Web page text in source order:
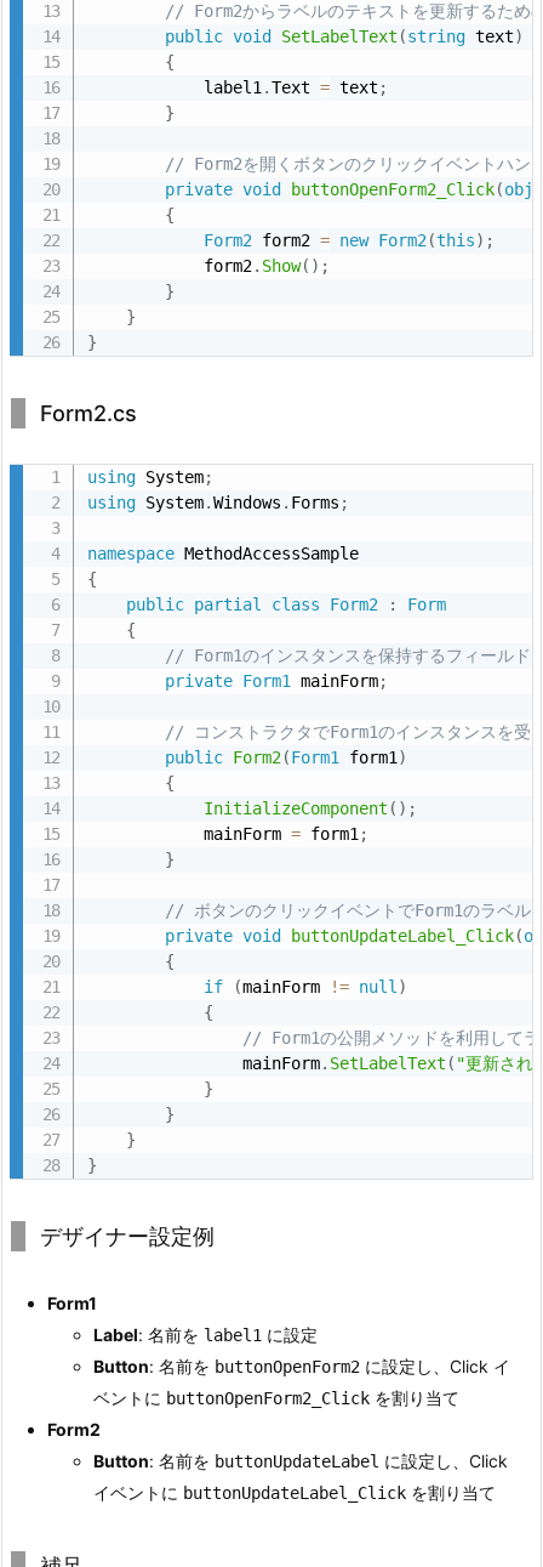
明
2.
ド
3.
2.
イ
ベ
ト
デ
リ
ゲ
ー
ト
を
利
す
る
方
法
1.
説
ド
3.
各
分
の
解
3.
4.
// Form2からラベルのテキストを更新するため
public void SetLabelText (string text)
{
            label1
.Text = text ;
}
// Form2を開くボタンのクリックイベントハン
private void buttonOpenForm2_Click(
{
Form2 form2 = new Form2 (this) ;
            form2
. Show( ) ;
}
}
}
Form2.cs
using System;
using System.Windows . Forms ;
namespace
{
public partial class Form2 :
Form
{
// Form1のインスタンスを保持するフィールド
private Form1 mainForm;
// コンストラクタでForm1のインスタンスを受
public Form2(Form1 form1 )
{
InitializeComponent ( ) ;
            mainForm
= form1 ;
}
// ボタンのクリックイベントでForm1のラベル
private void buttonUpdateLabel_Click(
{
if
(mainForm != null )
{
// Form1の公開メソッドを利用して
                mainForm
. SetLabelText ( "更新され
}
}
}
}
デザイナー設定例
Form1
Label: 名前を label1 に設定
Button: 名前を buttonOpenForm2 に設定し、Click イ
ベントに buttonOpenForm2_Click を割り当て
Form2
Button: 名前を buttonUpdateLabel に設定し、Click
イベントに buttonUpdateLabel_Click を割り当て